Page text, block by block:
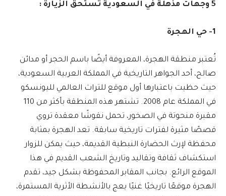
5 وجهات مذهلة في السعودية تستحق الزيارة :
1- حي الهجرة
تُعتبر منطقة الهجرة، المعروفة أيضًا باسم الحجر أو مدائن
صالح، أحد الجواهر التاريخية في المملكة العربية السعودية،
حيث حظيت باعتبارها أول موقع للتراث العالمي لليونسكو
في المملكة عام 2008. تشتهر هذه المنطقة بأكثر من 110
مقبرة منحوتة في الصخور، تحمل نقوشًا معقدة تروي
قصصًا مثيرة لفترات تاريخية سابقة. تعد الهجرة بمثابة
محفظة لإرث الحضارة النبطية القديمة، حيث يمكن للزوار
استكشاف ثقافة وتقاليد وتاريخ الشعب القديم في هذا
الموقع الرائع. بجانب المقابر المحفوظة بشكل جيد، تقدم
الهجرة موقعًا تاريخيًا غنيًا يعج بالأنشطة الأثرية المستمرة،